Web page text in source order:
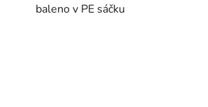
baleno v PE sáčku